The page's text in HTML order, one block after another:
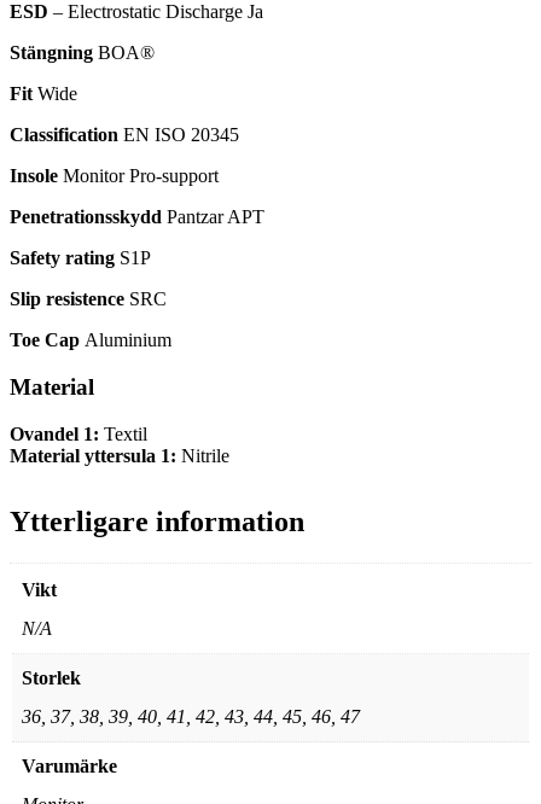
ESD – Electrostatic Discharge Ja
Stängning BOA®
Fit Wide
Classification EN ISO 20345
Insole Monitor Pro-support
Penetrationsskydd Pantzar APT
Safety rating S1P
Slip resistence SRC
Toe Cap Aluminium
Material
Ovandel 1: Textil
Material yttersula 1: Nitrile
Ytterligare information
Vikt
N/A
Storlek
36, 37, 38, 39, 40, 41, 42, 43, 44, 45, 46, 47
Varumärke